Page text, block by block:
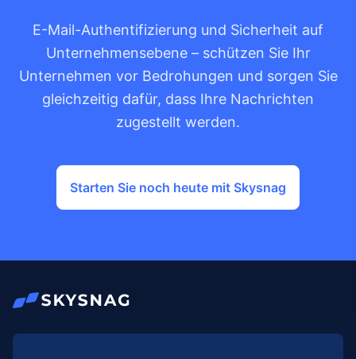
E-Mail-Authentifizierung und Sicherheit auf
Unternehmensebene – schützen Sie Ihr
Unternehmen vor Bedrohungen und sorgen Sie
gleichzeitig dafür, dass Ihre Nachrichten
zugestellt werden.
Starten Sie noch heute mit Skysnag